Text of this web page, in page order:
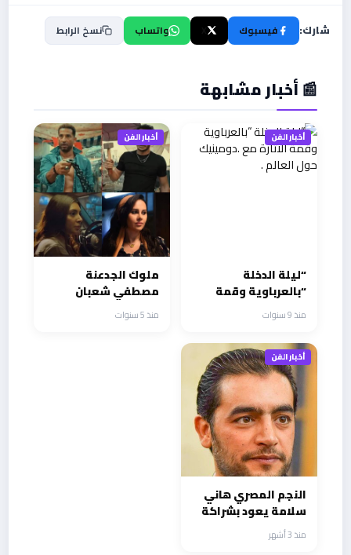
شارك: فيسبوك واتساب نسخ الرابط
📰 أخبار مشابهة
أخبار الفن
“ليلة الدخلة
“بالعرباوية وقمة
الاثارة مع .دومينيك
حول العالم .
منذ 9 سنوات
أخبار الفن
ملوك الجدعنة
مصطفي شعبان
وعمرو سعد وعمرو
عبد الجليل لفتوا
منذ 5 سنوات
أخبار الفن
النجم المصري هاني
سلامة يعود بشراكة
سينمائية ومفاجأة
درامية
منذ 3 أشهر